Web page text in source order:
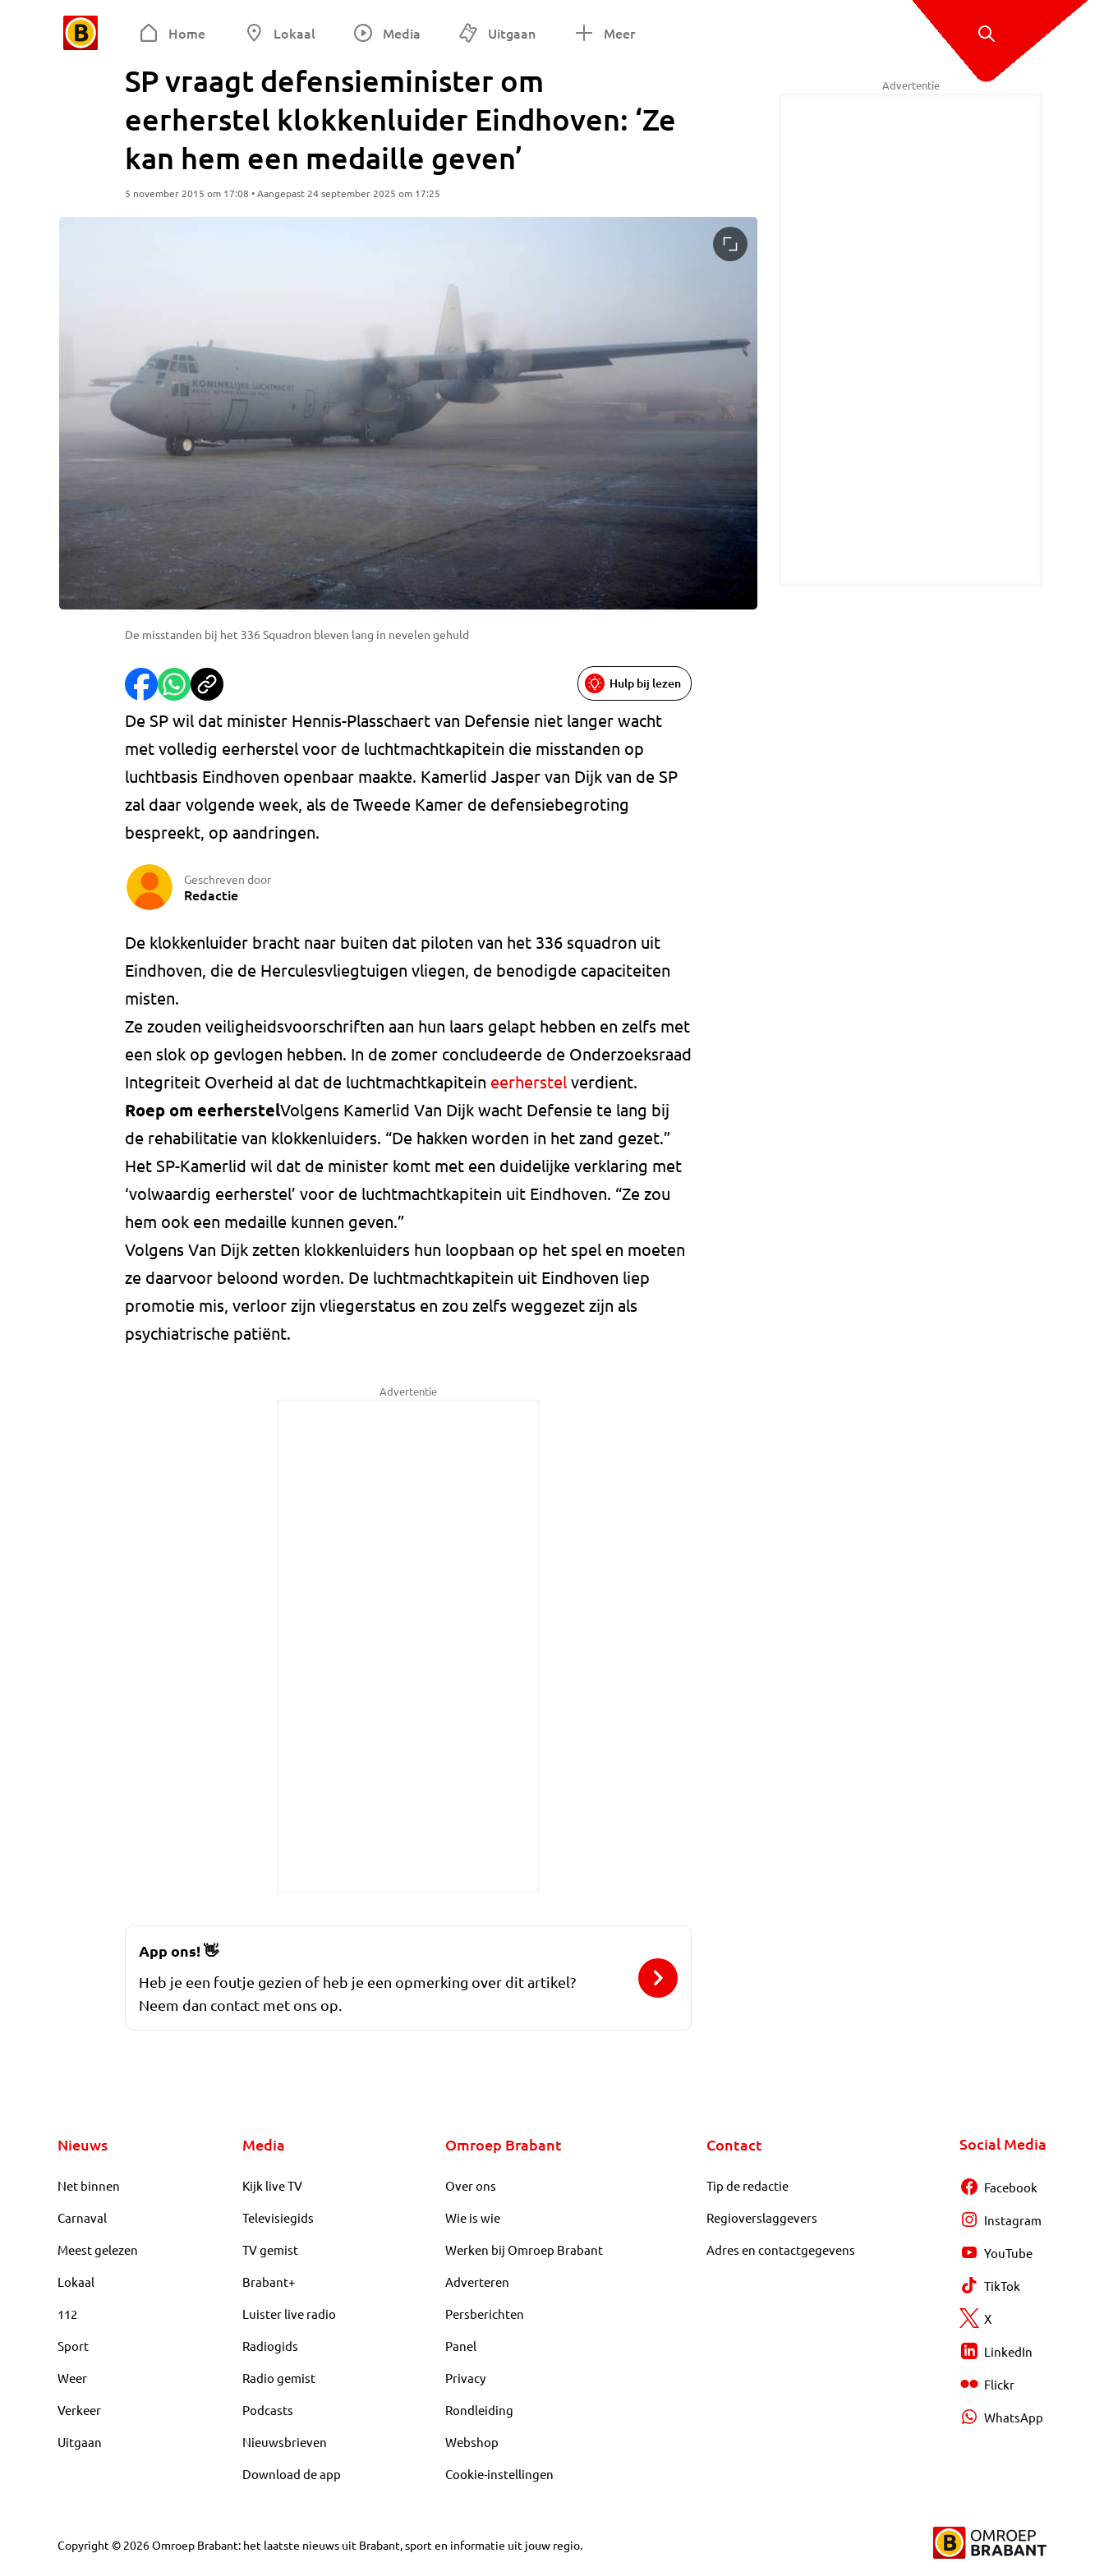
Home Lokaal Media Uitgaan Meer
SP vraagt defensieminister om
eerherstel klokkenluider Eindhoven: ‘Ze
kan hem een medaille geven’
5 november 2015 om 17:08 • Aangepast 24 september 2025 om 17:25
De misstanden bij het 336 Squadron bleven lang in nevelen gehuld
Hulp bij lezen
De SP wil dat minister Hennis-Plasschaert van Defensie niet langer wacht
met volledig eerherstel voor de luchtmachtkapitein die misstanden op
luchtbasis Eindhoven openbaar maakte. Kamerlid Jasper van Dijk van de SP
zal daar volgende week, als de Tweede Kamer de defensiebegroting
bespreekt, op aandringen.
Geschreven door
Redactie
De klokkenluider bracht naar buiten dat piloten van het 336 squadron uit
Eindhoven, die de Herculesvliegtuigen vliegen, de benodigde capaciteiten
misten.
Ze zouden veiligheidsvoorschriften aan hun laars gelapt hebben en zelfs met
een slok op gevlogen hebben. In de zomer concludeerde de Onderzoeksraad
Integriteit Overheid al dat de luchtmachtkapitein eerherstel verdient.
Roep om eerherstelVolgens Kamerlid Van Dijk wacht Defensie te lang bij
de rehabilitatie van klokkenluiders. “De hakken worden in het zand gezet.”
Het SP-Kamerlid wil dat de minister komt met een duidelijke verklaring met
‘volwaardig eerherstel’ voor de luchtmachtkapitein uit Eindhoven. “Ze zou
hem ook een medaille kunnen geven.”
Volgens Van Dijk zetten klokkenluiders hun loopbaan op het spel en moeten
ze daarvoor beloond worden. De luchtmachtkapitein uit Eindhoven liep
promotie mis, verloor zijn vliegerstatus en zou zelfs weggezet zijn als
psychiatrische patiënt.
Advertentie
Advertentie
App ons!👋
Heb je een foutje gezien of heb je een opmerking over dit artikel?
Neem dan contact met ons op.
Nieuws
Net binnen
Carnaval
Meest gelezen
Lokaal
112
Sport
Weer
Verkeer
Uitgaan
Media
Kijk live TV
Televisiegids
TV gemist
Brabant+
Luister live radio
Radiogids
Radio gemist
Podcasts
Nieuwsbrieven
Download de app
Omroep Brabant
Over ons
Wie is wie
Werken bij Omroep Brabant
Adverteren
Persberichten
Panel
Privacy
Rondleiding
Webshop
Cookie-instellingen
Contact
Tip de redactie
Regioverslaggevers
Adres en contactgegevens
Social Media
Facebook
Instagram
YouTube
TikTok
X
LinkedIn
Flickr
WhatsApp
Copyright © 2026Omroep Brabant: het laatste nieuws uit Brabant, sport en informatie uit jouw regio.